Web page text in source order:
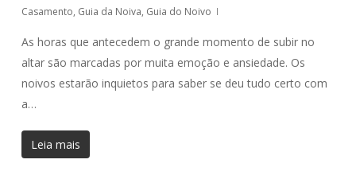
Casamento, Guia da Noiva, Guia do Noivo
As horas que antecedem o grande momento de subir no
altar são marcadas por muita emoção e ansiedade. Os
noivos estarão inquietos para saber se deu tudo certo com
a…
Leia mais